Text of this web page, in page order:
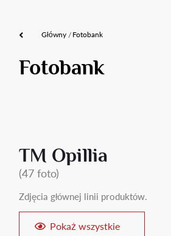
Główny Fotobank
Fotobank
TM Opillia
(47 foto)
Zdjęcia głównej linii produktów.
Pokaż wszystkie